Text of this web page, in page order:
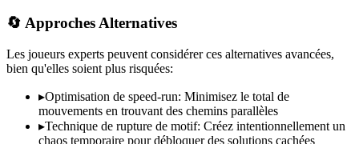
🔄 Approches Alternatives
Les joueurs experts peuvent considérer ces alternatives avancées,
bien qu'elles soient plus risquées:
▸Optimisation de speed-run: Minimisez le total de
mouvements en trouvant des chemins parallèles
▸Technique de rupture de motif: Créez intentionnellement un
chaos temporaire pour débloquer des solutions cachées